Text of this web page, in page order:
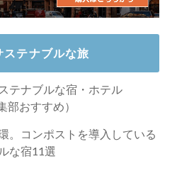
ステナブルな旅
テナブルな宿・ホテル
部おすすめ）
。コンポストを導入している
な宿11選